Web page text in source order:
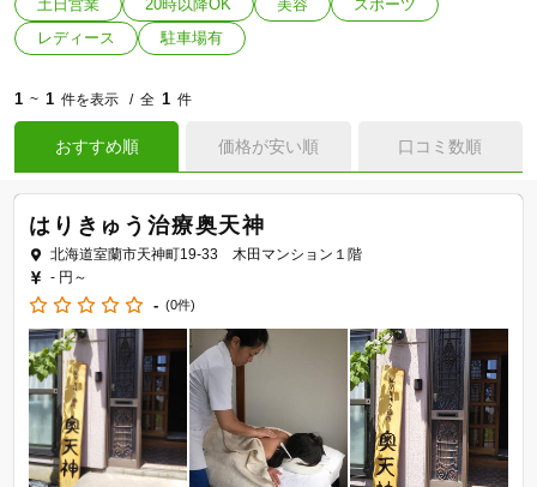
土日営業 20時以降OK 美容
スポーツ
レディース
駐車場有
1 ~ 1 件を表示 全 1 件
おすすめ順 価格が安い順 口コミ数順
はりきゅう治療奥天神
北海道室蘭市天神町19-33 木田マンション１階
- 円～
- (0件)